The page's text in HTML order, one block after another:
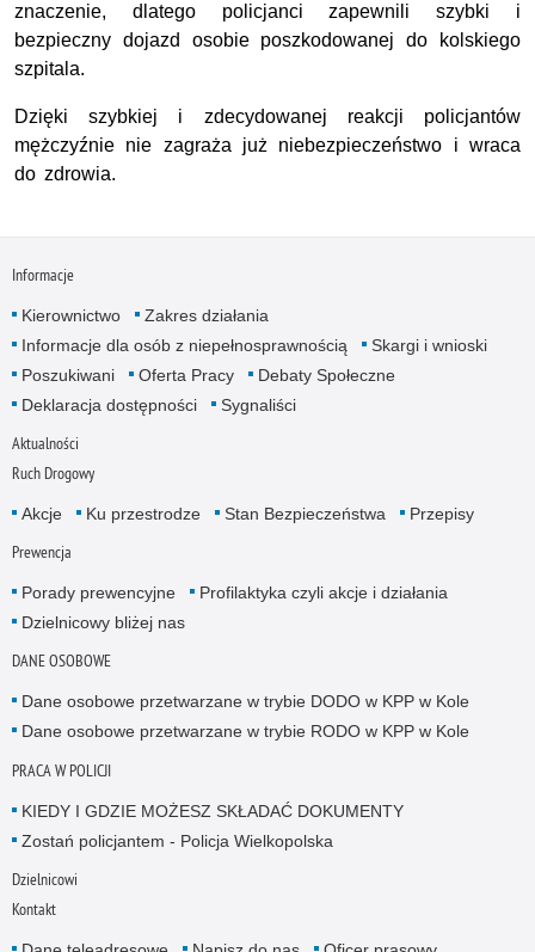
znaczenie, dlatego policjanci zapewnili szybki i
bezpieczny dojazd osobie poszkodowanej do kolskiego
szpitala.
Dzięki szybkiej i zdecydowanej reakcji policjantów
mężczyźnie nie zagraża już niebezpieczeństwo i wraca
do zdrowia.
Informacje
Kierownictwo
Zakres działania
Informacje dla osób z niepełnosprawnością
Skargi i wnioski
Poszukiwani
Oferta Pracy
Debaty Społeczne
Deklaracja dostępności
Sygnaliści
Aktualności
Ruch Drogowy
Akcje Ku przestrodze Stan Bezpieczeństwa Przepisy
Prewencja
Porady prewencyjne
Profilaktyka czyli akcje i działania
Dzielnicowy bliżej nas
DANE OSOBOWE
Dane osobowe przetwarzane w trybie DODO w KPP w Kole
Dane osobowe przetwarzane w trybie RODO w KPP w Kole
PRACA W POLICJI
KIEDY I GDZIE MOŻESZ SKŁADAĆ DOKUMENTY
Zostań policjantem - Policja Wielkopolska
Dzielnicowi
Kontakt